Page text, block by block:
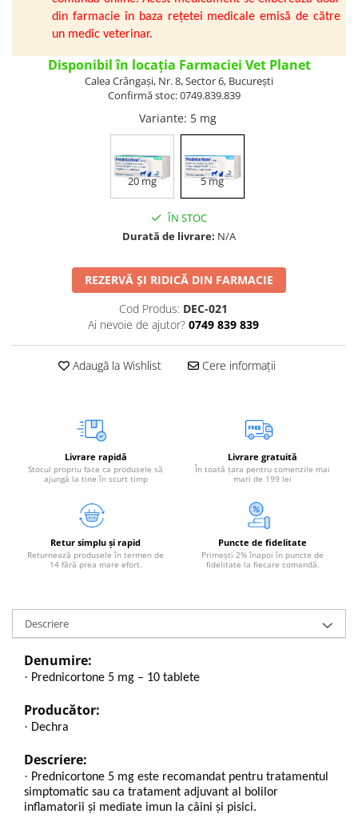
Periaj și Descâlcit Câini
Clești și Forfecuțe
Diverse
Accesorii Câini
Dispozitive pentru administrare
Hamuri, Zgărzi și Lese
Covorașe absorbante
Clești și Forfecuțe
Accesorii Pisici
Dispozitive pentru administrare
Rucsace și Articole de Transport
Dispozitive Automate pentru
Tiroida și Hormoni
Tratamentul Rănilor
Vetoquinol
VetPlus
din farmacie în baza rețetei medicale emisă de către
un medic veterinar.
Disponibil în locația Farmaciei Vet Planet
Calea Crângași, Nr. 8, Sector 6, București
Confirmă stoc: 0749.839.839
Variante: 5 mg
20 mg 5 mg
ÎN STOC
Durată de livrare: N/A
REZERVĂ ȘI RIDICĂ DIN FARMACIE
Cod Produs: DEC-021
Ai nevoie de ajutor? 0749 839 839
Adaugă la Wishlist Cere informații
Livrare rapidă
Stocul propriu face ca produsele să
ajungă la tine în scurt timp
Livrare gratuită
În toată țara pentru comenzile mai
mari de 199 lei
Retur simplu și rapid
Returnează produsele în termen de
14 fără prea mare efort.
Puncte de fidelitate
Primești 2% înapoi în puncte de
fidelitate la fiecare comandă.
Descriere
Denumire:
· Prednicortone 5 mg – 10 tablete
Producător:
· Dechra
Descriere:
· Prednicortone 5 mg este recomandat pentru tratamentul
simptomatic sau ca tratament adjuvant al bolilor
inflamatorii și mediate imun la câini și pisici.